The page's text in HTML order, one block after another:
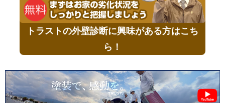
トラストの外壁診断に興味がある方はこち
ら！